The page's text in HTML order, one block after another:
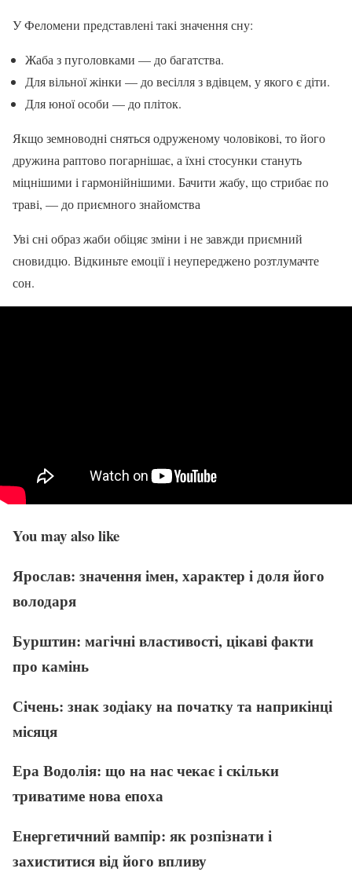
У Феломени представлені такі значення сну:
Жаба з пуголовками — до багатства.
Для вільної жінки — до весілля з вдівцем, у якого є діти.
Для юної особи — до пліток.
Якщо земноводні сняться одруженому чоловікові, то його
дружина раптово погарнішає, а їхні стосунки стануть
міцнішими і гармонійнішими. Бачити жабу, що стрибає по
траві, — до приємного знайомства
Уві сні образ жаби обіцяє зміни і не завжди приємний
сновидцю. Відкиньте емоції і неупереджено розтлумачте
сон.
You may also like
Ярослав: значення імен, характер і доля його
володаря
Бурштин: магічні властивості, цікаві факти
про камінь
Січень: знак зодіаку на початку та наприкінці
місяця
Ера Водолія: що на нас чекає і скільки
триватиме нова епоха
Енергетичний вампір: як розпізнати і
захиститися від його впливу